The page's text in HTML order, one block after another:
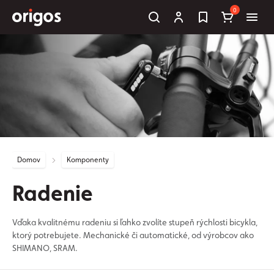
0
Domov Komponenty
Radenie
Vďaka kvalitnému radeniu si ľahko zvolíte stupeň rýchlosti bicykla,
ktorý potrebujete. Mechanické či automatické, od výrobcov ako
SHIMANO, SRAM.